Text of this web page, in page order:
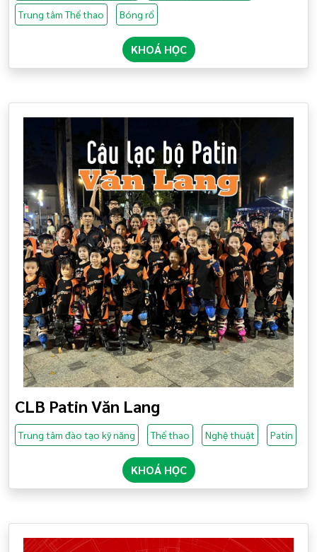
Trung tâm Thể thao
Bóng rổ
KHOÁ HỌC
CLB Patin Văn Lang
Trung tâm đào tạo kỹ năng Thể thao Nghệ thuật Patin
KHOÁ HỌC